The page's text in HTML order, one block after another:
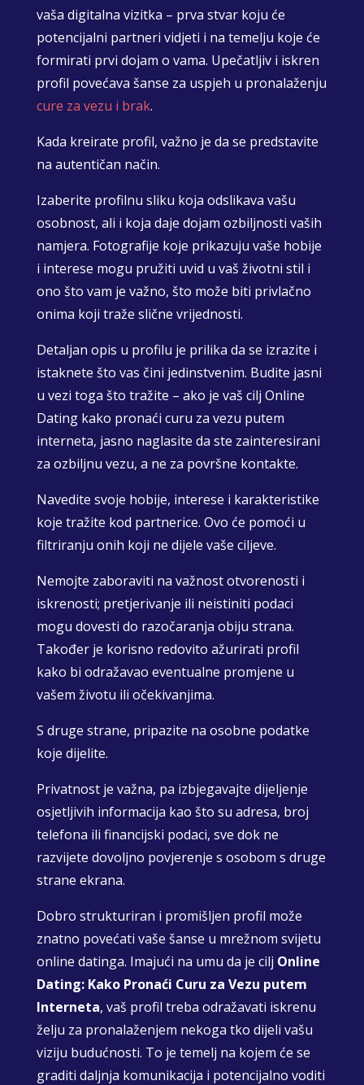
vaša digitalna vizitka – prva stvar koju će
potencijalni partneri vidjeti i na temelju koje će
formirati prvi dojam o vama. Upečatljiv i iskren
profil povećava šanse za uspjeh u pronalaženju
cure za vezu i brak.
Kada kreirate profil, važno je da se predstavite
na autentičan način.
Izaberite profilnu sliku koja odslikava vašu
osobnost, ali i koja daje dojam ozbiljnosti vaših
namjera. Fotografije koje prikazuju vaše hobije
i interese mogu pružiti uvid u vaš životni stil i
ono što vam je važno, što može biti privlačno
onima koji traže slične vrijednosti.
Detaljan opis u profilu je prilika da se izrazite i
istaknete što vas čini jedinstvenim. Budite jasni
u vezi toga što tražite – ako je vaš cilj Online
Dating kako pronaći curu za vezu putem
interneta, jasno naglasite da ste zainteresirani
za ozbiljnu vezu, a ne za površne kontakte.
Navedite svoje hobije, interese i karakteristike
koje tražite kod partnerice. Ovo će pomoći u
filtriranju onih koji ne dijele vaše ciljeve.
Nemojte zaboraviti na važnost otvorenosti i
iskrenosti; pretjerivanje ili neistiniti podaci
mogu dovesti do razočaranja obiju strana.
Također je korisno redovito ažurirati profil
kako bi odražavao eventualne promjene u
vašem životu ili očekivanjima.
S druge strane, pripazite na osobne podatke
koje dijelite.
Privatnost je važna, pa izbjegavajte dijeljenje
osjetljivih informacija kao što su adresa, broj
telefona ili financijski podaci, sve dok ne
razvijete dovoljno povjerenje s osobom s druge
strane ekrana.
Dobro strukturiran i promišljen profil može
znatno povećati vaše šanse u mrežnom svijetu
online datinga. Imajući na umu da je cilj Online
Dating: Kako Pronaći Curu za Vezu putem
Interneta, vaš profil treba odražavati iskrenu
želju za pronalaženjem nekoga tko dijeli vašu
viziju budućnosti. To je temelj na kojem će se
graditi daljnja komunikacija i potencijalno voditi